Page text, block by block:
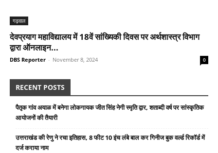
गढ़वाल
देवप्रयाग महाविद्यालय में 18वें सांख्यिकी दिवस पर अर्थशास्त्र विभाग
द्वारा ऑनलाइन...
DBS Reporter - November 8, 2024 0
RECENT POSTS
पैतृक गांव अयाळ में बनेगा लोकगायक जीत सिंह नेगी स्मृति द्वार, शताब्दी वर्ष पर सांस्कृतिक
आयोजनों की तैयारी
उत्तराखंड की रेणु ने रचा इतिहास, 8 फीट 10 इंच लंबे बाल कर गिनीज बुक वर्ल्ड रिकॉर्ड में
दर्ज कराया नाम